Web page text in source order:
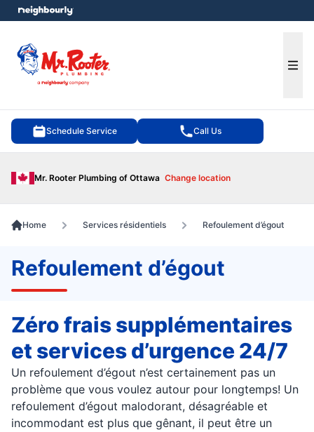
Schedule Service Call Us
Mr. Rooter Plumbing of Ottawa Change location
menu
Home Services résidentiels Refoulement d’égout
Refoulement d’égout
Zéro frais supplémentaires
et services d’urgence 24/7
Un refoulement d’égout n’est certainement pas un
problème que vous voulez autour pour longtemps! Un
refoulement d’égout malodorant, désagréable et
incommodant est plus que gênant, il peut être un